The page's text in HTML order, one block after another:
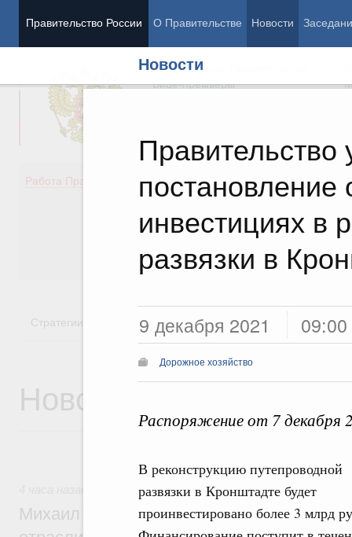
Правительство России О Правительстве Новости
Новости
Правительство
инвестициях в
развязки в
9 декабря 2021 09:00
Дорожное хозяйство
Распоряжение от 7 декабря
В реконструкцию путепроводной
развязки в Кронштадте будет
проинвестировано более 3 млрд
Председатель Правительства
Вице-премьеры
Работа Правительства
Демография
Здоровье
Культура
Государство
Стратегии Государственные программы
Новости
Регулирование в сфере строительства
Михаил Мишустин поздравил